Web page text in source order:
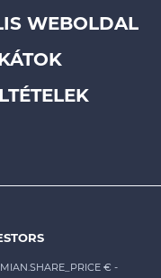
WEBOLDAL
€ -